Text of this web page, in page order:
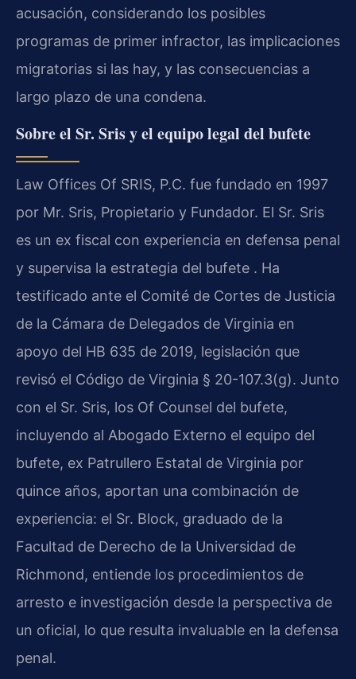
acusación, considerando los posibles
programas de primer infractor, las implicaciones
migratorias si las hay, y las consecuencias a
largo plazo de una condena.
Sobre el Sr. Sris y el equipo legal del bufete
Law Offices Of SRIS, P.C. fue fundado en 1997
por Mr. Sris, Propietario y Fundador. El Sr. Sris
es un ex fiscal con experiencia en defensa penal
y supervisa la estrategia del bufete . Ha
testificado ante el Comité de Cortes de Justicia
de la Cámara de Delegados de Virginia en
apoyo del HB 635 de 2019, legislación que
revisó el Código de Virginia § 20-107.3(g). Junto
con el Sr. Sris, los Of Counsel del bufete,
incluyendo al Abogado Externo el equipo del
bufete, ex Patrullero Estatal de Virginia por
quince años, aportan una combinación de
experiencia: el Sr. Block, graduado de la
Facultad de Derecho de la Universidad de
Richmond, entiende los procedimientos de
arresto e investigación desde la perspectiva de
un oficial, lo que resulta invaluable en la defensa
penal.